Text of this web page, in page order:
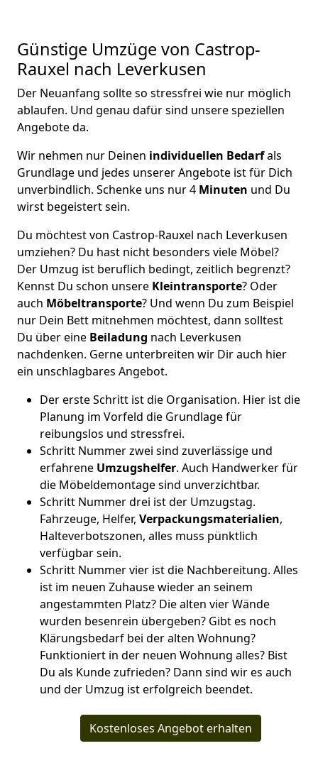
Günstige Umzüge von Castrop-
Rauxel nach Leverkusen
Der Neuanfang sollte so stressfrei wie nur möglich
ablaufen. Und genau dafür sind unsere speziellen
Angebote da.
Wir nehmen nur Deinen individuellen Bedarfals
Grundlage und jedes unserer Angebote ist für Dich
unverbindlich. Schenke uns nur 4 Minuten und Du
wirst begeistert sein.
Du möchtest von Castrop-Rauxel nach Leverkusen
umziehen? Du hast nicht besonders viele Möbel?
Der Umzug ist beruflich bedingt, zeitlich begrenzt?
Kennst Du schon unsere Kleintransporte? Oder
auch Möbeltransporte? Und wenn Du zum Beispiel
nur Dein Bett mitnehmen möchtest, dann solltest
Du über eine Beiladung nach Leverkusen
nachdenken. Gerne unterbreiten wir Dir auch hier
ein unschlagbares Angebot.
Der erste Schritt ist die Organisation. Hier ist die
Planung im Vorfeld die Grundlage für
reibungslos und stressfrei.
Schritt Nummer zwei sind zuverlässige und
erfahrene Umzugshelfer. Auch Handwerker für
die Möbeldemontage sind unverzichtbar.
Schritt Nummer drei ist der Umzugstag.
Fahrzeuge, Helfer, Verpackungsmaterialien,
Halteverbotszonen, alles muss pünktlich
verfügbar sein.
Schritt Nummer vier ist die Nachbereitung. Alles
ist im neuen Zuhause wieder an seinem
angestammten Platz? Die alten vier Wände
wurden besenrein übergeben? Gibt es noch
Klärungsbedarf bei der alten Wohnung?
Funktioniert in der neuen Wohnung alles? Bist
Du als Kunde zufrieden? Dann sind wir es auch
und der Umzug ist erfolgreich beendet.
Kostenloses Angebot erhalten